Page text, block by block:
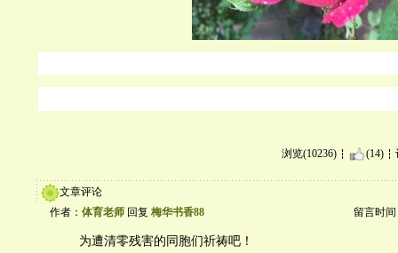
浏览(10236) (14)
文章评论
作者： 体育老师 回复 梅华书香88 留言时间
为遭清零残害的同胞们祈祷吧！